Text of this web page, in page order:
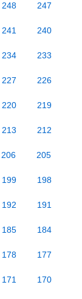
248 247
241 240
234 233
227 226
220 219
213 212
206 205
199 198
192 191
185 184
178 177
171 170